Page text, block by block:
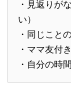
・見返りが
い）
・同じこと
・ママ友付
・自分の時